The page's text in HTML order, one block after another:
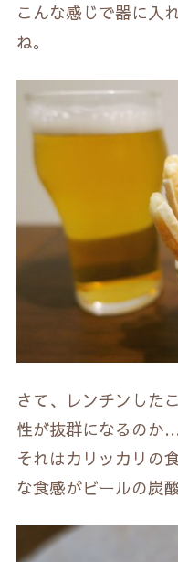
こんな感じで器に入
ね。
さて、レンチンした
性が抜群になるのか
それはカリッカリの
な食感がビールの炭